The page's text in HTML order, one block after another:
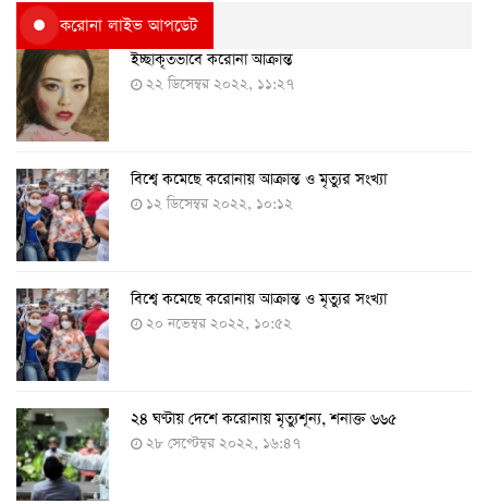
করোনা লাইভ আপডেট
ইচ্ছাকৃতভাবে করোনা আক্রান্ত
২২ ডিসেম্বর ২০২২, ১১:২৭
বিশ্বে কমেছে করোনায় আক্রান্ত ও মৃত্যুর সংখ্যা
১২ ডিসেম্বর ২০২২, ১০:১২
বিশ্বে কমেছে করোনায় আক্রান্ত ও মৃত্যুর সংখ্যা
২০ নভেম্বর ২০২২, ১০:৫২
২৪ ঘণ্টায় দেশে করোনায় মৃত্যুশূন্য, শনাক্ত ৬৬৫
২৮ সেপ্টেম্বর ২০২২, ১৬:৪৭